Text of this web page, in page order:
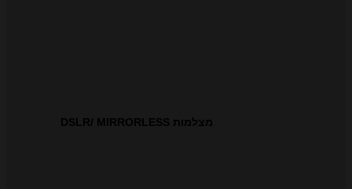
מצלמות DSLR/ MIRRORLESS